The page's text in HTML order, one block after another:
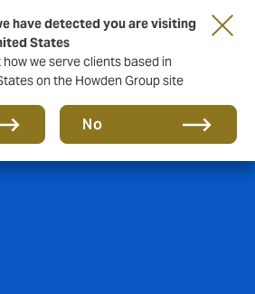
have detected you are visiting
States
how we serve clients based in
on the Howden Group site
No
taloyhtiön hallituksen